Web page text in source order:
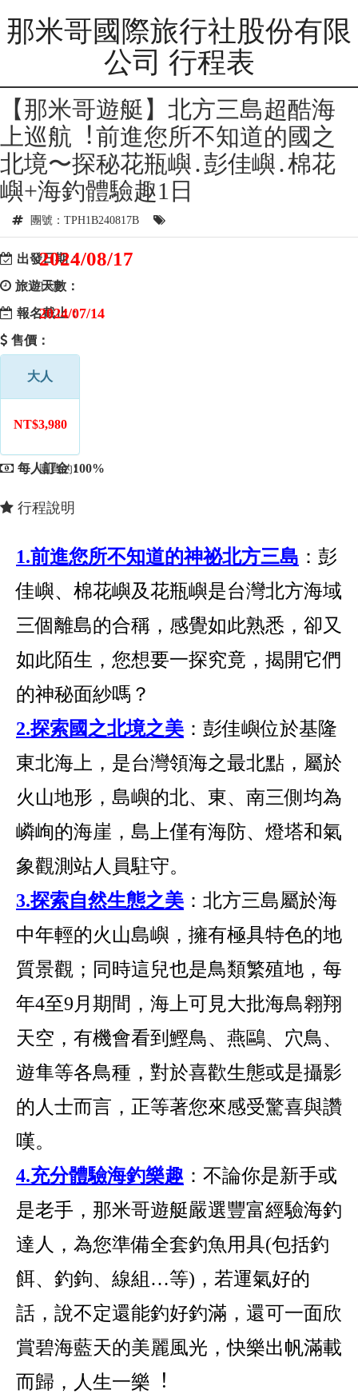
那米哥國際旅行社股份有限
公司 行程表
【那米哥遊艇】北方三島超酷海
上巡航︕前進您所不知道的國之
北境〜探秘花瓶嶼․彭佳嶼․棉花
嶼+海釣體驗趣1日
團號：TPH1B240817B
出發日期：
2024/08/17
旅遊天數：
1天
報名截止：
2024/07/14
售價：
大人
NT$3,980
每人訂金：
團費的100%
行程說明
1.前進您所不知道的神祕北方三島 ：彭
佳嶼、棉花嶼及花瓶嶼是台灣北方海域
三個離島的合稱，感覺如此熟悉，卻又
如此陌生，您想要一探究竟，揭開它們
的神秘面紗嗎？
2.探索國之北境之美 ：彭佳嶼位於基隆
東北海上，是台灣領海之最北點，屬於
火山地形，島嶼的北、東、南三側均為
嶙峋的海崖，島上僅有海防、燈塔和氣
象觀測站人員駐守。
3.探索自然生態之美 ：北方三島屬於海
中年輕的火山島嶼，擁有極具特色的地
質景觀；同時這兒也是鳥類繁殖地，每
年4至9月期間，海上可見大批海鳥翱翔
天空，有機會看到鰹鳥、燕鷗、穴鳥、
遊隼等各鳥種，對於喜歡生態或是攝影
的人士而言，正等著您來感受驚喜與讚
嘆。
4.充分體驗海釣樂趣 ：不論你是新手或
是老手，那米哥遊艇嚴選豐富經驗海釣
達人，為您準備全套釣魚用具(包括釣
餌、釣鉤、線組…等)，若運氣好的
話，說不定還能釣好釣滿，還可一面欣
賞碧海藍天的美麗風光，快樂出帆滿載
而歸，人生一樂︕